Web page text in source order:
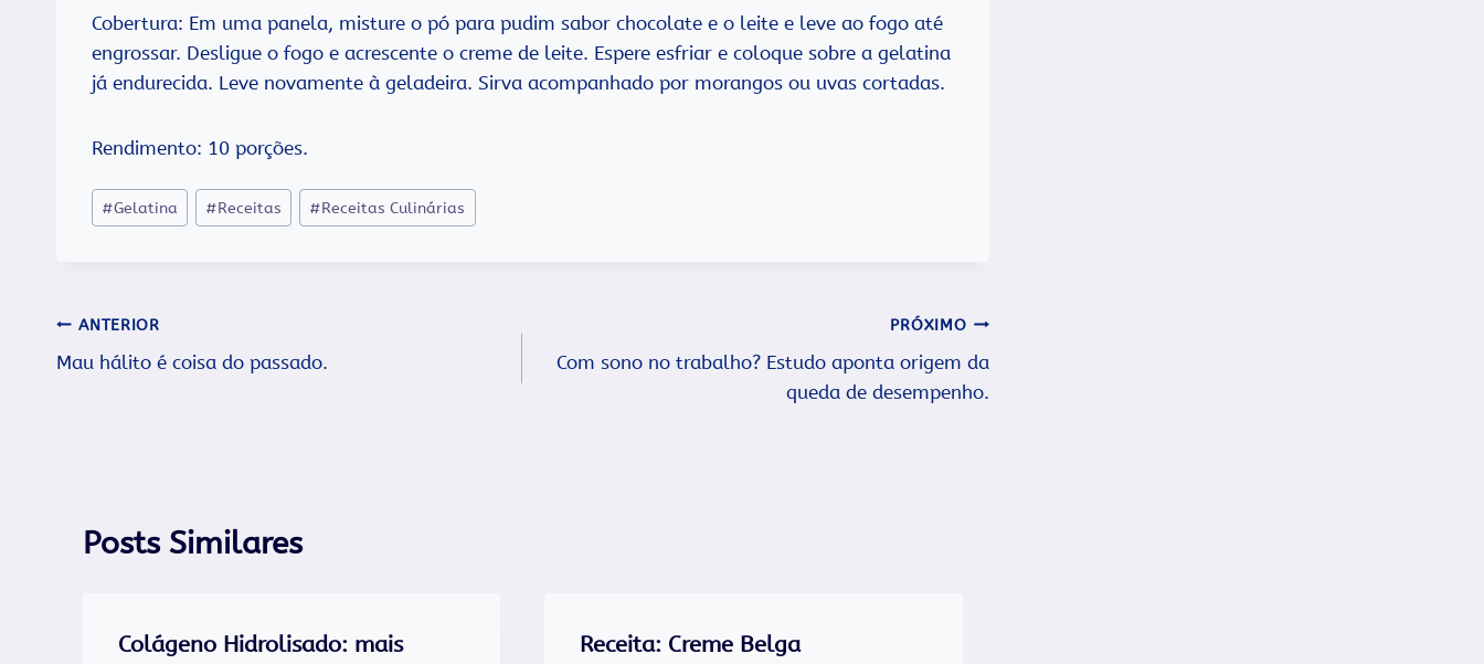
Cobertura: Em uma panela, misture o pó para pudim sabor chocolate e o leite e leve ao fogo até
engrossar. Desligue o fogo e acrescente o creme de leite. Espere esfriar e coloque sobre a gelatina
já endurecida. Leve novamente à geladeira. Sirva acompanhado por morangos ou uvas cortadas.
Rendimento: 10 porções.
Tags
do
#Gelatina #Receitas #Receitas Culinárias
Navegação
de
ANTERIOR
Mau hálito é coisa do passado.
PRÓXIMO
Com sono no trabalho? Estudo aponta origem da
queda de desempenho.
Posts Similares
Colágeno Hidrolisado: mais
Receita: Creme Belga